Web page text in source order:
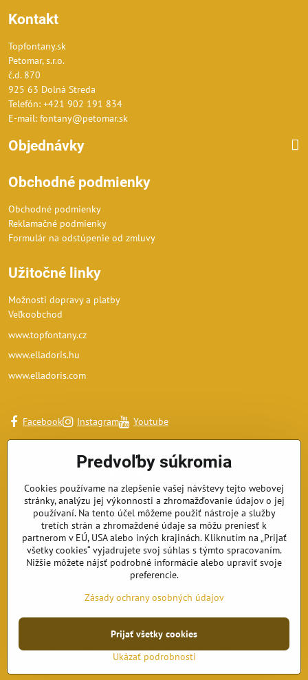
Kontakt
Topfontany.sk
Petomar, s.r.o.
č.d. 870
925 63 Dolná Streda
Telefón: +421 902 191 834
E-mail: fontany@petomar.sk
Objednávky
Obchodné podmienky
Obchodné podmienky
Reklamačné podmienky
Formulár na odstúpenie od zmluvy
Užitočné linky
Možnosti dopravy a platby
Veľkoobchod
www.topfontany.cz
www.elladoris.hu
www.elladoris.com
Facebook Instagram Youtube
©2026Copyright
Predvoľby súkromiaZásady ochrany osobných údajov
Vytvorené pomocou:BiznisWeb.sk
Predvoľby súkromia
Cookies používame na zlepšenie vašej návštevy tejto webovej
stránky, analýzu jej výkonnosti a zhromažďovanie údajov o jej
používaní. Na tento účel môžeme použiť nástroje a služby
tretích strán a zhromaždené údaje sa môžu preniesť k
partnerom v EÚ, USA alebo iných krajinách. Kliknutím na „Prijať
všetky cookies“ vyjadrujete svoj súhlas s týmto spracovaním.
Nižšie môžete nájsť podrobné informácie alebo upraviť svoje
preferencie.
Zásady ochrany osobných údajov
Ukázať podrobnosti
Prijať všetky cookies